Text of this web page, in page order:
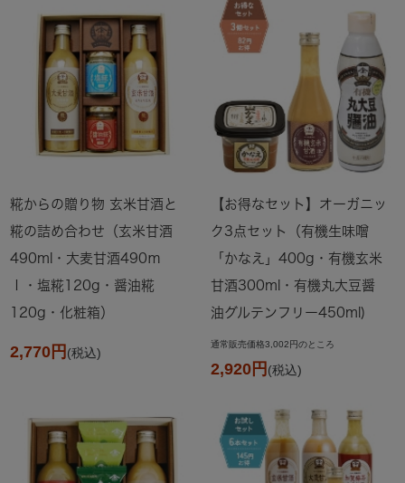
糀からの贈り物 玄米甘酒と
糀の詰め合わせ（玄米甘酒
490ml・大麦甘酒490ｍ
ｌ・塩糀120g・醤油糀
120g・化粧箱）
2,770円 (税込)
【お得なセット】オーガニッ
ク3点セット（有機生味噌
「かなえ」400g・有機玄米
甘酒300ml・有機丸大豆醤
油グルテンフリー450ml)
通常販売価格3,002円のところ
2,920円 (税込)